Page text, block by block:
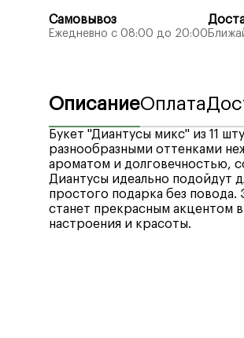
Самовывоз
Ежедневно с 08:00 до 20:00
ОписаниеОплата
Букет "Диантусы микс" из 11
разнообразными оттенками
ароматом и долговечностью,
Диантусы идеально подойдут
простого подарка без
станет прекрасным акцентом
настроения и красоты.